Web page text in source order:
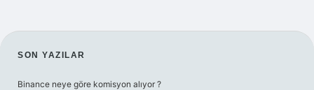
SIDEBAR
SON YAZILAR
Binance neye göre komisyon alıyor ?